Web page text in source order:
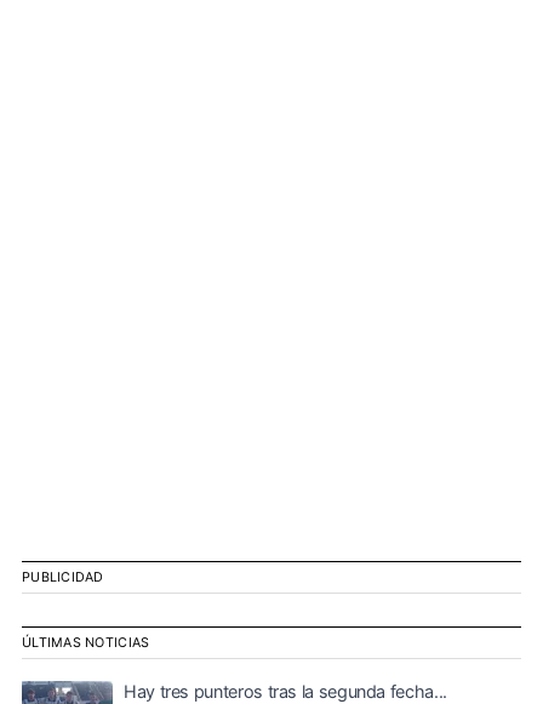
PUBLICIDAD
ÚLTIMAS NOTICIAS
Hay tres punteros tras la segunda fecha...